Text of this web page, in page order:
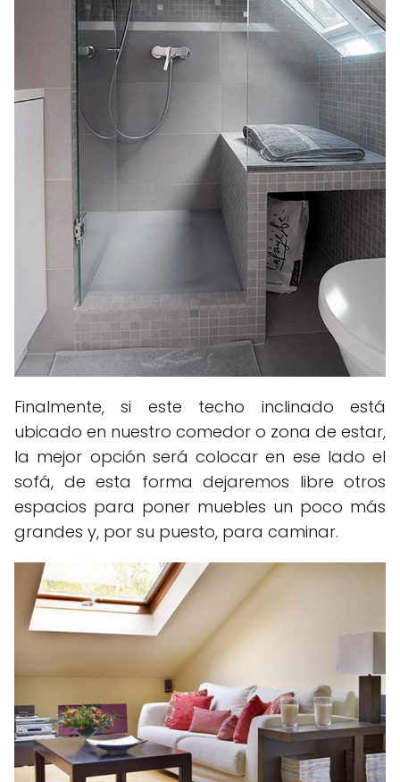
Finalmente, si este techo inclinado está
ubicado en nuestro comedor o zona de estar,
la mejor opción será colocar en ese lado el
sofá, de esta forma dejaremos libre otros
espacios para poner muebles un poco más
grandes y, por su puesto, para caminar.